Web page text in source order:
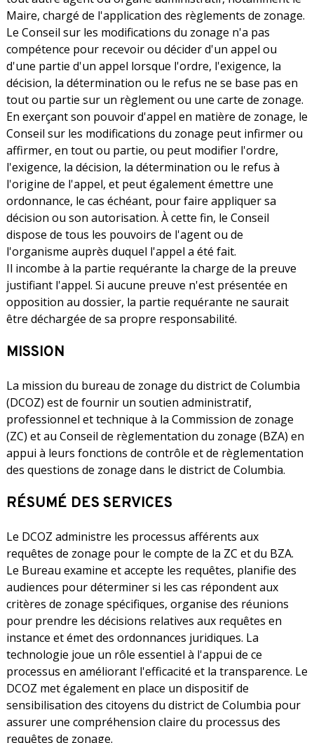
Maire, chargé de l'application des règlements de zonage.
Le Conseil sur les modifications du zonage n'a pas
compétence pour recevoir ou décider d'un appel ou
d'une partie d'un appel lorsque l'ordre, l'exigence, la
décision, la détermination ou le refus ne se base pas en
tout ou partie sur un règlement ou une carte de zonage.
En exerçant son pouvoir d'appel en matière de zonage, le
Conseil sur les modifications du zonage peut infirmer ou
affirmer, en tout ou partie, ou peut modifier l'ordre,
l'exigence, la décision, la détermination ou le refus à
l'origine de l'appel, et peut également émettre une
ordonnance, le cas échéant, pour faire appliquer sa
décision ou son autorisation. À cette fin, le Conseil
dispose de tous les pouvoirs de l'agent ou de
l'organisme auprès duquel l'appel a été fait.
Il incombe à la partie requérante la charge de la preuve
justifiant l'appel. Si aucune preuve n'est présentée en
opposition au dossier, la partie requérante ne saurait
être déchargée de sa propre responsabilité.
MISSION
La mission du bureau de zonage du district de Columbia
(DCOZ) est de fournir un soutien administratif,
professionnel et technique à la Commission de zonage
(ZC) et au Conseil de règlementation du zonage (BZA) en
appui à leurs fonctions de contrôle et de règlementation
des questions de zonage dans le district de Columbia.
RÉSUMÉ DES SERVICES
Le DCOZ administre les processus afférents aux
requêtes de zonage pour le compte de la ZC et du BZA.
Le Bureau examine et accepte les requêtes, planifie des
audiences pour déterminer si les cas répondent aux
critères de zonage spécifiques, organise des réunions
pour prendre les décisions relatives aux requêtes en
instance et émet des ordonnances juridiques. La
technologie joue un rôle essentiel à l'appui de ce
processus en améliorant l'efficacité et la transparence. Le
DCOZ met également en place un dispositif de
sensibilisation des citoyens du district de Columbia pour
assurer une compréhension claire du processus des
requêtes de zonage.